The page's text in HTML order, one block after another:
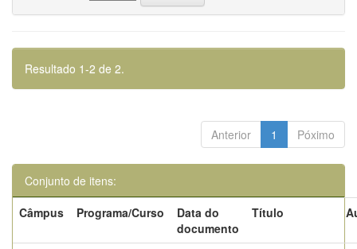
Resultado 1-2 de 2.
Anterior 1 Póximo
Conjunto de itens:
Câmpus
Programa/Curso
Data do
documento
Título